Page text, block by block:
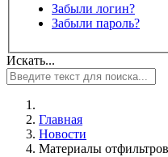
Забыли логин?
Забыли пароль?
Искать...
Главная
Новости
Материалы